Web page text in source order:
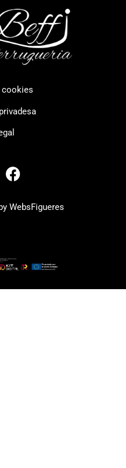
cookies
WebsFigueres